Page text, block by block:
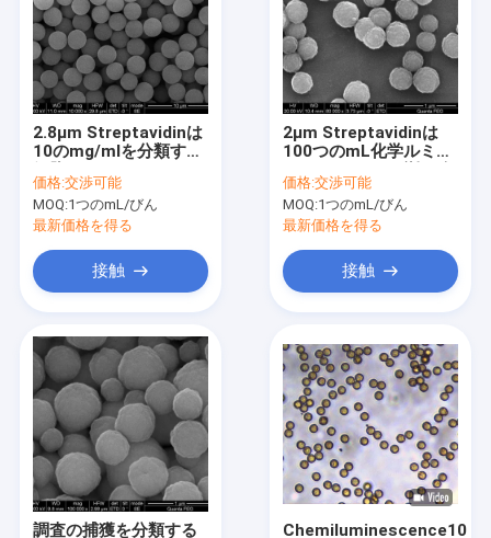
2.8μm Streptavidinは
10のmg/mlを分類する
磁気ビードを内部に閉
じ込めた
価格:交渉可能
MOQ:1つのmL/びん
最新価格を得る
接触
2μm Streptavidinは
100つのmL化学ルミネ
ードに塗った
価格:交渉可能
MOQ:1つのmL/びん
最新価格を得る
接触
調査の捕獲を分類する
Chemiluminescence10